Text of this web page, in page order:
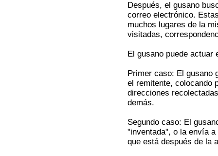
Después, el gusano
correo electrónico.
muchos lugares de la
visitadas,
El gusano puede actuar
Primer caso: El gusano
el remitente, colocando
direcciones
demás.
Segundo caso: El
"inventada", o la envía
que está después de la